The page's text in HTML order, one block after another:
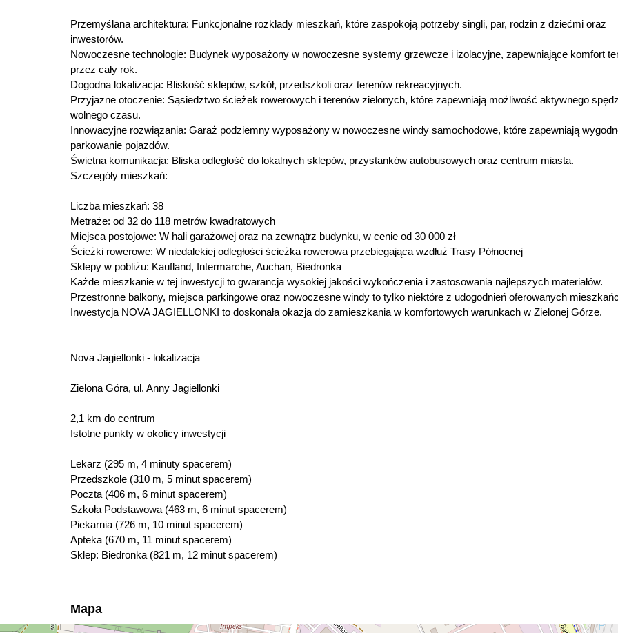
Przemyślana architektura: Funkcjonalne rozkłady mieszkań, które zaspokoją potrzeby singli, par, rodzin z dziećmi oraz
inwestorów.
Nowoczesne technologie: Budynek wyposażony w nowoczesne systemy grzewcze i izolacyjne, zapewniające komfort
przez cały rok.
Dogodna lokalizacja: Bliskość sklepów, szkół, przedszkoli oraz terenów rekreacyjnych.
Przyjazne otoczenie: Sąsiedztwo ścieżek rowerowych i terenów zielonych, które zapewniają możliwość aktywnego
wolnego czasu.
Innowacyjne rozwiązania: Garaż podziemny wyposażony w nowoczesne windy samochodowe, które zapewniają
parkowanie pojazdów.
Świetna komunikacja: Bliska odległość do lokalnych sklepów, przystanków autobusowych oraz centrum miasta.
Szczegóły mieszkań:
Liczba mieszkań: 38
Metraże: od 32 do 118 metrów kwadratowych
Miejsca postojowe: W hali garażowej oraz na zewnątrz budynku, w cenie od 30 000 zł
Ścieżki rowerowe: W niedalekiej odległości ścieżka rowerowa przebiegająca wzdłuż Trasy Północnej
Sklepy w pobliżu: Kaufland, Intermarche, Auchan, Biedronka
Każde mieszkanie w tej inwestycji to gwarancja wysokiej jakości wykończenia i zastosowania najlepszych materiałów.
Przestronne balkony, miejsca parkingowe oraz nowoczesne windy to tylko niektóre z udogodnień oferowanych
Inwestycja NOVA JAGIELLONKI to doskonała okazja do zamieszkania w komfortowych warunkach w Zielonej Górze.
Nova Jagiellonki - lokalizacja
Zielona Góra, ul. Anny Jagiellonki
2,1 km do centrum
Istotne punkty w okolicy inwestycji
Lekarz (295 m, 4 minuty spacerem)
Przedszkole (310 m, 5 minut spacerem)
Poczta (406 m, 6 minut spacerem)
Szkoła Podstawowa (463 m, 6 minut spacerem)
Piekarnia (726 m, 10 minut spacerem)
Apteka (670 m, 11 minut spacerem)
Sklep: Biedronka (821 m, 12 minut spacerem)
Mapa